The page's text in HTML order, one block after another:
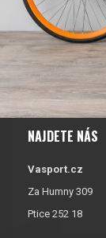
NAJDETE NÁS
Vasport.cz
Za Humny 309
Ptice 252 18